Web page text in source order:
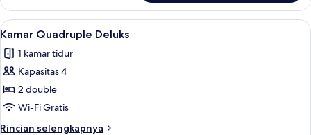
Kamar
Quadruple
Standar
Lihat
semua
foto
untuk
Kamar
Quadruple
Deluks
Kamar Quadruple Deluks | Selimut
27
Kamar Quadruple Deluks
1 kamar tidur
Kapasitas 4
2 double
Wi-Fi Gratis
Rincian selengkapnya
Rincian